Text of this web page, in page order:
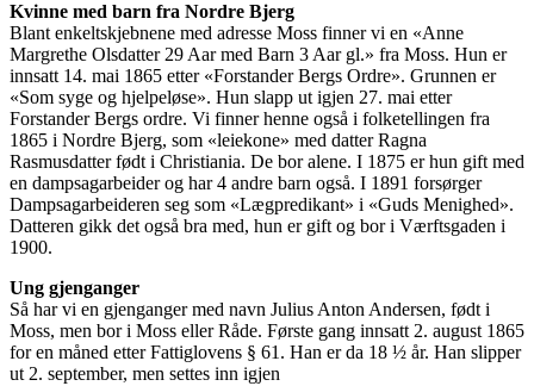
Kvinne med barn fra Nordre Bjerg
Blant enkeltskjebnene med adresse Moss finner vi en «Anne
Margrethe Olsdatter 29 Aar med Barn 3 Aar gl.» fra Moss. Hun er
innsatt 14. mai 1865 etter «Forstander Bergs Ordre». Grunnen er
«Som syge og hjelpeløse». Hun slapp ut igjen 27. mai etter
Forstander Bergs ordre. Vi finner henne også i folketellingen fra
1865 i Nordre Bjerg, som «leiekone» med datter Ragna
Rasmusdatter født i Christiania. De bor alene. I 1875 er hun gift med
en dampsagarbeider og har 4 andre barn også. I 1891 forsørger
Dampsagarbeideren seg som «Lægpredikant» i «Guds Menighed».
Datteren gikk det også bra med, hun er gift og bor i Værftsgaden i
1900.
Ung gjenganger
Så har vi en gjenganger med navn Julius Anton Andersen, født i
Moss, men bor i Moss eller Råde. Første gang innsatt 2. august 1865
for en måned etter Fattiglovens § 61. Han er da 18 ½ år. Han slipper
ut 2. september, men settes inn igjen